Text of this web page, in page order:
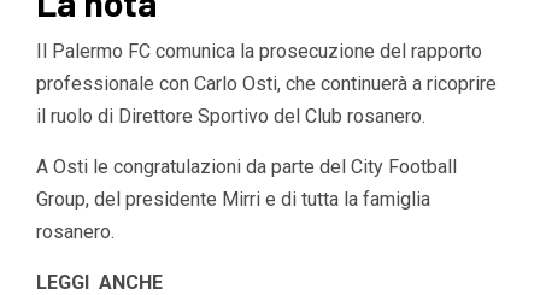
Il Palermo FC comunica la prosecuzione del rapporto
professionale con Carlo Osti, che continuerà a ricoprire
il ruolo di Direttore Sportivo del Club rosanero.
A Osti le congratulazioni da parte del City Football
Group, del presidente Mirri e di tutta la famiglia
rosanero.
LEGGI ANCHE